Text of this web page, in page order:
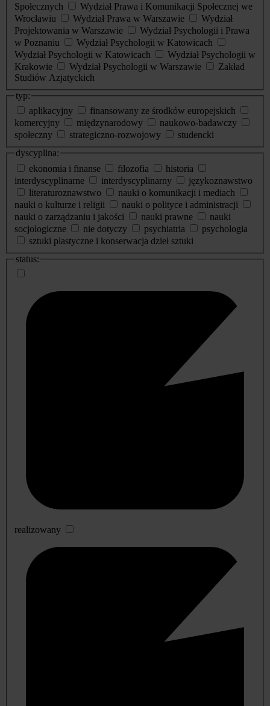
Społecznych
Wydział Prawa i Komunikacji Społecznej we
Wrocławiu
Wydział Prawa w Warszawie
Wydział
Projektowania w Warszawie
Wydział Psychologii i Prawa
w Poznaniu
Wydział Psychologii w Katowicach
Wydział Psychologii w Katowicach
Wydział Psychologii w
Krakowie
Wydział Psychologii w Warszawie
Zakład
Studiów Azjatyckich
typ:
aplikacyjny
finansowany ze środków europejskich
komercyjny
międzynarodowy
naukowo-badawczy
społeczny
strategiczno-rozwojowy
studencki
dyscyplina:
ekonomia i finanse
filozofia
historia
interdyscyplinarne
interdyscyplinarny
językoznawstwo
literaturoznawstwo
nauki o komunikacji i mediach
nauki o kulturze i religii
nauki o polityce i administracji
nauki o zarządzaniu i jakości
nauki prawne
nauki
socjologiczne
nie dotyczy psychiatria
psychologia
sztuki plastyczne i konserwacja dzieł sztuki
status:
realizowany